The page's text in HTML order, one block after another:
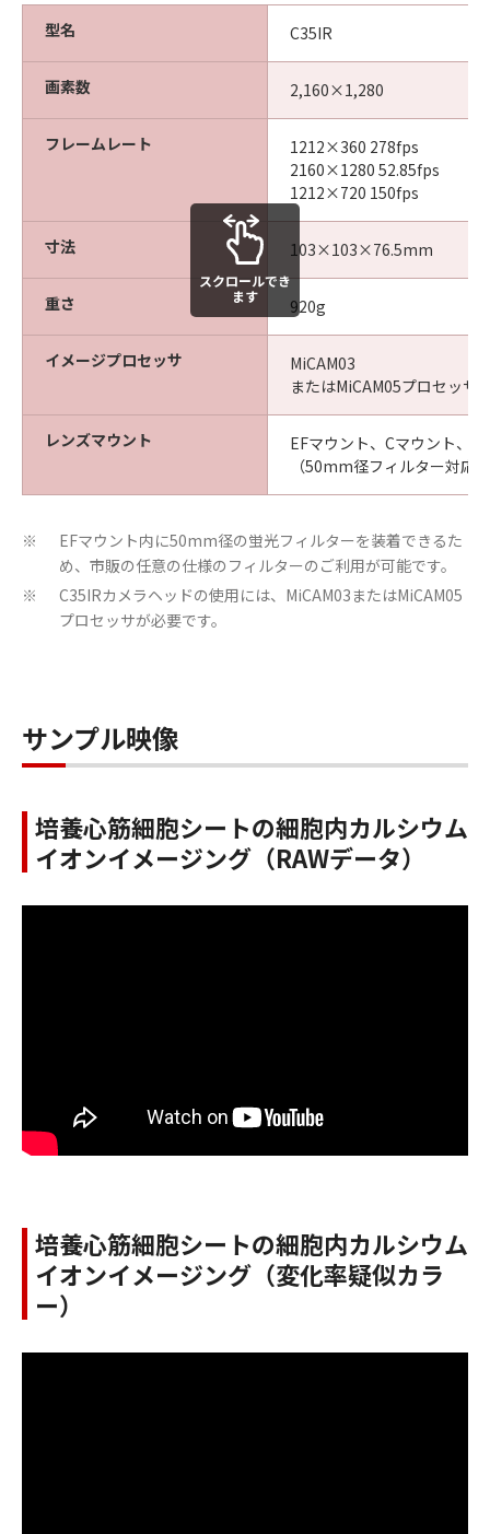
型名 C35IR
画素数 2,160×1,280
フレームレート
1212×360 278fps
2160×1280 52.85fps
1212×720 150fps
寸法 103×103×76.5mm
重さ 920g
イメージプロセッサ
MiCAM03
またはMiCAM05プロセッサ
レンズマウント
EFマウント、Cマウント、
（50mm径フィルター対応）
スクロールでき
ます
※
EFマウント内に50mm径の蛍光フィルターを装着できるた
め、市販の任意の仕様のフィルターのご利用が可能です。
※
C35IRカメラヘッドの使用には、MiCAM03またはMiCAM05
プロセッサが必要です。
サンプル映像
培養心筋細胞シートの細胞内カルシウム
イオンイメージング（RAWデータ）
培養心筋細胞シートの細胞内カルシウム
イオンイメージング（変化率疑似カラ
ー）